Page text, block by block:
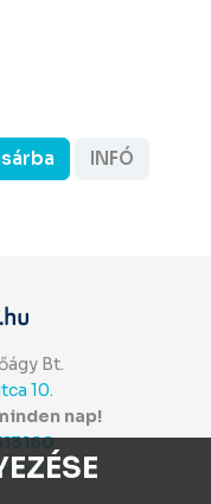
INFÓ
Bt.
10.
nap!